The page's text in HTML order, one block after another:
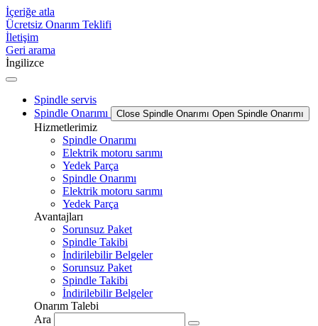
İçeriğe atla
Ücretsiz Onarım Teklifi
İletişim
Geri arama
İngilizce
Spindle servis
Spindle Onarımı
Close Spindle Onarımı Open Spindle Onarımı
Hizmetlerimiz
Spindle Onarımı
Elektrik motoru sarımı
Yedek Parça
Spindle Onarımı
Elektrik motoru sarımı
Yedek Parça
Avantajları
Sorunsuz Paket
Spindle Takibi
İndirilebilir Belgeler
Sorunsuz Paket
Spindle Takibi
İndirilebilir Belgeler
Onarım Talebi
Ara